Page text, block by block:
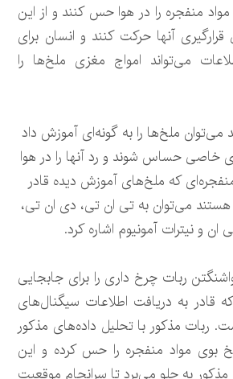
منفجره را در هوا حس کنند و از این
آنها حرکت کنند و انسان برای
می‌تواند امواج مغزی ملخ‌ها را
ملخ‌ها را به گونه‌ای آموزش داد
خاصی حساس شوند و رد آنها را در هوا
منفجره‌ای که ملخ‌های آموزش دیده قادر
می‌توان به تی ان تی، دی ان تی،
و نیترات آمونیوم اشاره کرد.
ربات چرخ داری را برای جابجایی
که قادر به دریافت اطلاعات سیگنال‌های
ربات مذکور با تحلیل داده‌های مذکور
بوی مواد منفجره را حس کرده و این
به جلو می‌برد تا سرانجام موقعیت